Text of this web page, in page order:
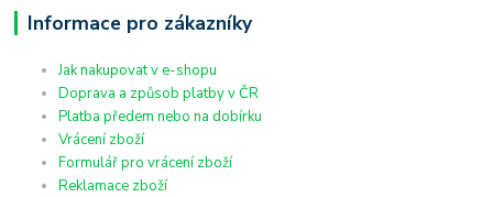
Informace pro zákazníky
Jak nakupovat v e-shopu
Doprava a způsob platby v ČR
Platba předem nebo na dobírku
Vrácení zboží
Formulář pro vrácení zboží
Reklamace zboží